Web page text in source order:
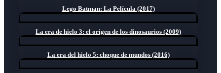
Lego Batman: La Película (2017)
La era de hielo 3: el origen de los dinosaurios (2009)
La era del hielo 5: choque de mundos (2016)